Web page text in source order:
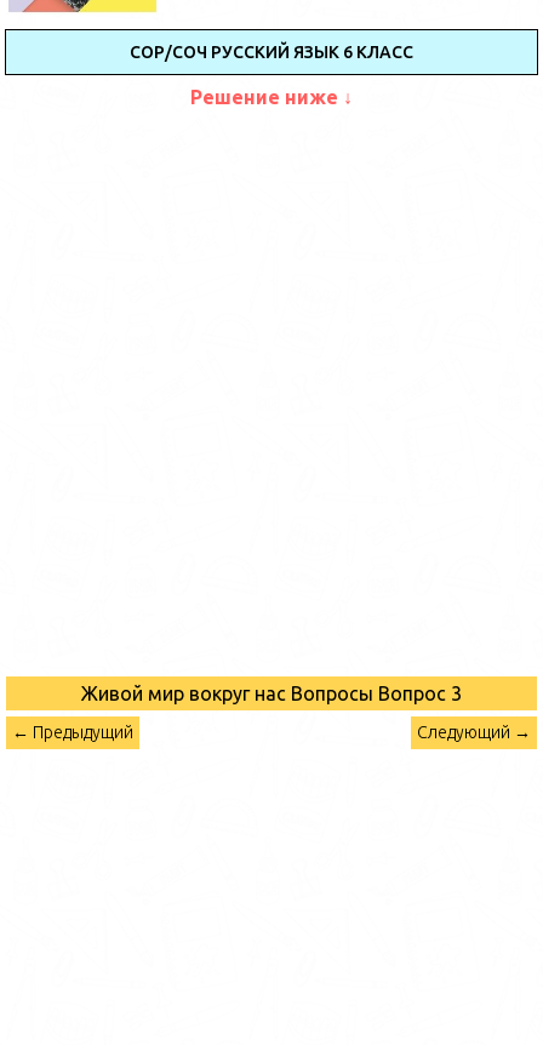
СОР/СОЧ РУССКИЙ ЯЗЫК 6 КЛАСС
Решение ниже ↓
Живой мир вокруг нас Вопросы Вопрос 3
← Предыдущий Следующий →